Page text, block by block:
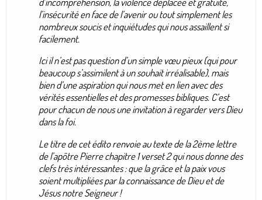
l’insécurité en face de l’avenir ou tout simplement les
nombreux soucis et inquiétudes qui nous assaillent si
facilement.
Ici il n’est pas question d’un simple vœu pieux (qui pour
beaucoup s’assimilent à un souhait irréalisable), mais
bien d’une aspiration qui nous met en lien avec des
vérités essentielles et des promesses bibliques. C’est
pour chacun de nous une invitation à regarder vers Dieu
dans la foi.
Le titre de cet édito renvoie au texte de la 2ème lettre
de l’apôtre Pierre chapitre 1 verset 2 qui nous donne des
clefs très intéressantes : que la grâce et la paix vous
soient multipliées par la connaissance de Dieu et de
Jésus notre Seigneur !